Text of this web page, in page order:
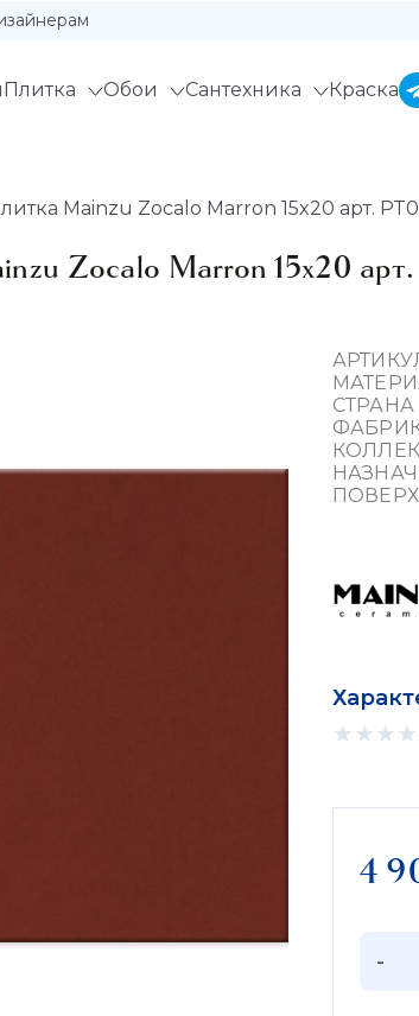
Плитка Обои Сантехника Краска
Mainzu Zocalo Marron 15x20 арт.
Zocalo Marron 15x20
СТРАНА
4
-